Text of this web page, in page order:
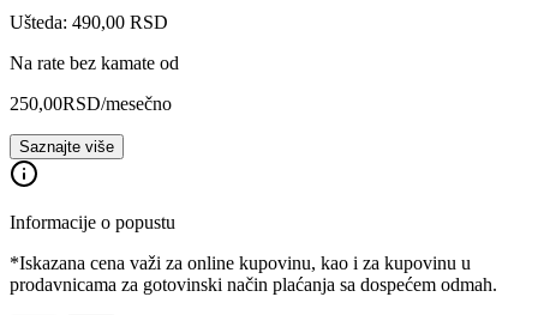
Ušteda: 490,00 RSD
Na rate bez kamate od
250,00RSD/mesečno
Saznajte više
Informacije o popustu
*Iskazana cena važi za online kupovinu, kao i za kupovinu u
prodavnicama za gotovinski način plaćanja sa dospećem odmah.